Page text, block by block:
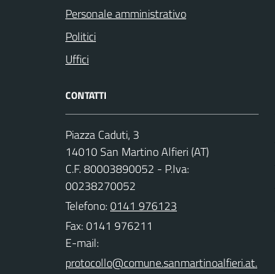
Personale amministrativo
Politici
Uffici
CONTATTI
Piazza Caduti, 3
14010 San Martino Alfieri (AT)
C.F. 80003890052 - P.Iva:
00238270052
Telefono:0141 976123
Fax: 0141 976211
E-mail: